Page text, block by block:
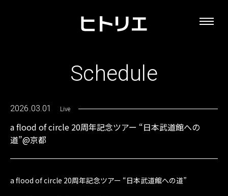
Schedule
2026.03.01 Live
a flood of circle 20周年記念ツアー “日本武道館への
道”@京都
a flood of circle 20周年記念ツアー “日本武道館への道”